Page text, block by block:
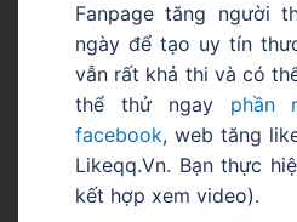
Fanpage tăng người
ngày để tạo uy tín
vẫn rất khả thi và có
thể thử ngay phần
facebook, web tăng
Likeqq.Vn. Bạn thực
kết hợp xem video).